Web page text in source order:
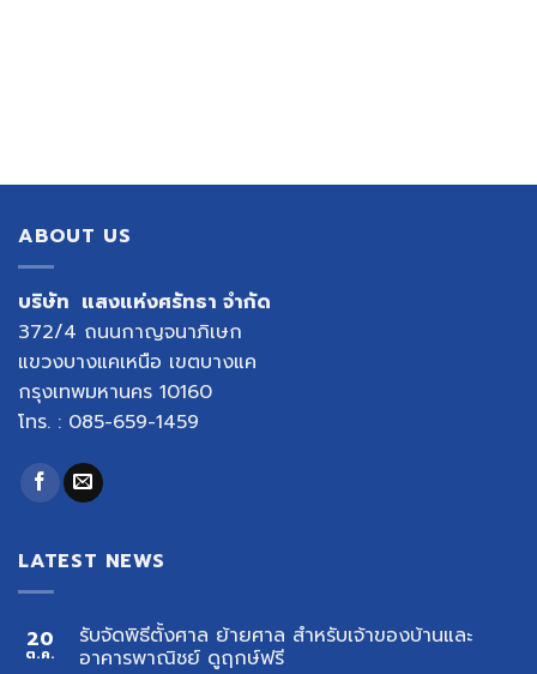
ABOUT US
บริษัท แสงแห่งศรัทธา จำกัด
372/4 ถนนกาญจนาภิเษก
แขวงบางแคเหนือ เขตบางแค
กรุงเทพมหานคร 10160
โทร. : 085-659-1459
LATEST NEWS
20
ต.ค.
รับจัดพิธีตั้งศาล ย้ายศาล สำหรับเจ้าของบ้านและ
อาคารพาณิชย์ ดูฤกษ์ฟรี